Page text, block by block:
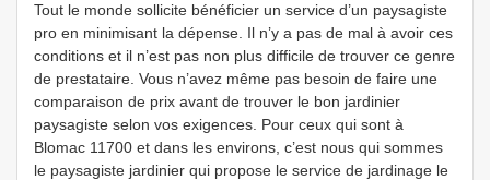
Tout le monde sollicite bénéficier un service d’un paysagiste
pro en minimisant la dépense. Il n’y a pas de mal à avoir ces
conditions et il n’est pas non plus difficile de trouver ce genre
de prestataire. Vous n’avez même pas besoin de faire une
comparaison de prix avant de trouver le bon jardinier
paysagiste selon vos exigences. Pour ceux qui sont à
Blomac 11700 et dans les environs, c’est nous qui sommes
le paysagiste jardinier qui propose le service de jardinage le